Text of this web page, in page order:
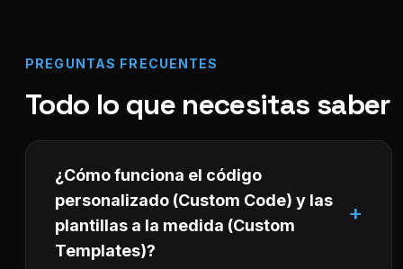
PREGUNTAS FRECUENTES
Todo lo que necesitas saber
¿Cómo funciona el código
personalizado (Custom Code) y las
plantillas a la medida (Custom
Templates)?